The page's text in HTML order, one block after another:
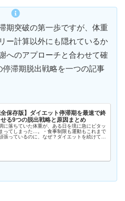
期突破の第一歩ですが、体重
ー計算以外にも隠れているか
へのアプローチと合わせて確
滞期脱出戦略を一つの記事
全保存版】ダイエット停滞期を最速で終
る9つの脱出戦略と原因まとめ
に落ちていた体重が、ある日を境に急にピタッ
ってしまった…。・食事制限も運動もこれまで
張っているのに、なぜ？ダイエットを続けてい